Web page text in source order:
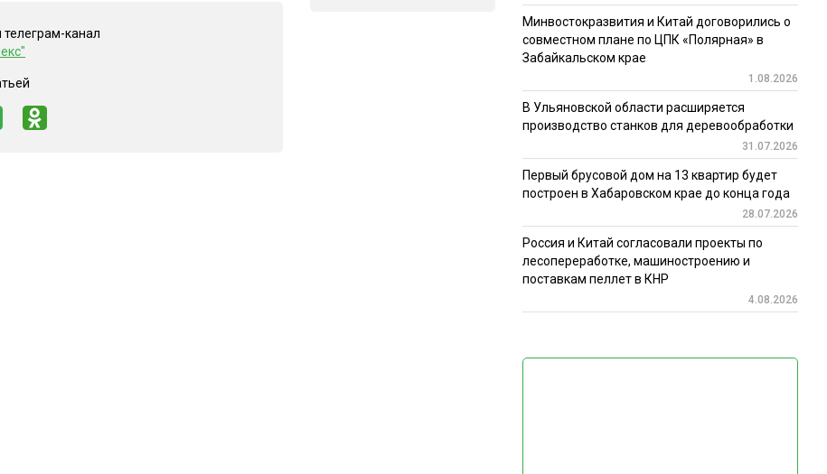
канал
Минвостокразвития и Китай договорились о
совместном плане по ЦПК «Полярная» в
Забайкальском крае
1.08.2026
В Ульяновской области расширяется
производство станков для деревообработки
31.07.2026
Первый брусовой дом на 13 квартир будет
построен в Хабаровском крае до конца года
28.07.2026
Россия и Китай согласовали проекты по
лесопереработке, машиностроению и
поставкам пеллет в КНР
4.08.2026